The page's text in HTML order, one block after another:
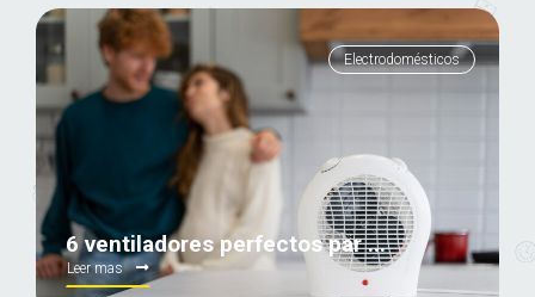
Electrodomésticos
6 ventiladores perfectos par ...
Leer mas